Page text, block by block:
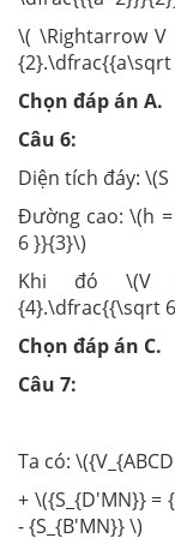
\( \Rightarrow V
{2}.\dfrac{{a\sqrt
Chọn đáp án A.
Câu 6:
Diện tích đáy:
Đường cao: \(h
6 }}{3}\)
Khi đó \(V
{4}.\dfrac{{\sqrt
Chọn đáp án C.
Câu 7:
Ta có:
+ \({S_{D'MN}} =
- {S_{B'MN}} \)